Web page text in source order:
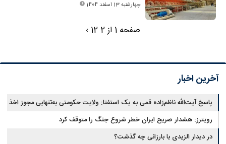
چهارشنبه 13 اسفند 1404
صفحه 1 از 2 12
›
آخرین اخبار
پاسخ آیت‌الله ناظم‌زاده قمی به یک استفتا: ولایت حکومتی به‌تنهایی مجوز اخذ
وجوهات شرعیه نیست
رویترز: هشدار صریح ایران خطر شروع جنگ را متوقف کرد
در دیدار الزیدی با بارزانی چه گذشت؟